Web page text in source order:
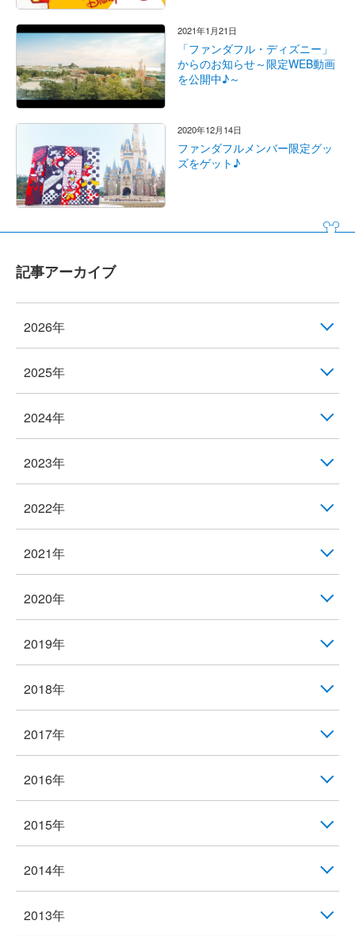
2021年1月21日
「ファンダフル・ディズニー」
からのお知らせ～限定WEB動画
を公開中♪～
2020年12月14日
ファンダフルメンバー限定グッ
ズをゲット♪
記事アーカイブ
2026年
2025年
2024年
2023年
2022年
2021年
2020年
2019年
2018年
2017年
2016年
2015年
2014年
2013年